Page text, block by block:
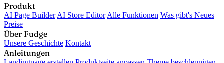
Produkt
AI Page Builder AI Store Editor Alle Funktionen Was gibt's Neues
Preise
Über Fudge
Unsere Geschichte Kontakt
Anleitungen